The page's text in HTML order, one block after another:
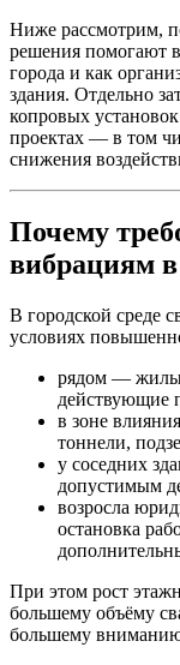
Ниже рассмотрим,
решения помогают
города и как
здания. Отдельно
копровых
проектах — в том
снижения
Почему
вибрациям в
В городской среде
условиях
рядом —
действующие
в зоне
тоннели,
у соседних
допустимым
возросла
остановка
При этом рост
большему объёму
большему